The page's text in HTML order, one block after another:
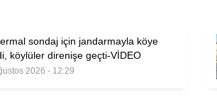
sondaj için jandarmayla köye
köylüler direnişe geçti-VİDEO
2026 - 12:29